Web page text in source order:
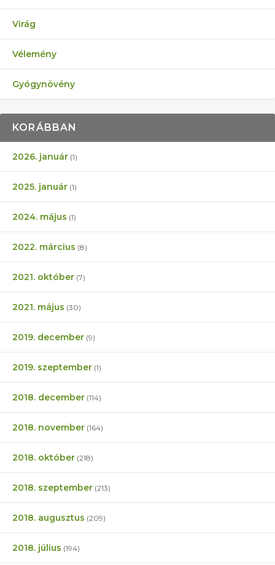
Virág
Vélemény
Gyógynövény
KORÁBBAN
2026. január (1)
2025. január (1)
2024. május (1)
2022. március (8)
2021. október (7)
2021. május (30)
2019. december (9)
2019. szeptember (1)
2018. december (114)
2018. november (164)
2018. október (218)
2018. szeptember (213)
2018. augusztus (209)
2018. július (194)